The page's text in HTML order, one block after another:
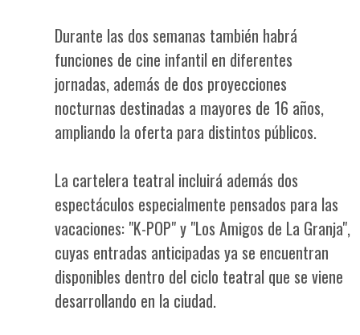
Durante las dos semanas también habrá
funciones de cine infantil en diferentes
jornadas, además de dos proyecciones
nocturnas destinadas a mayores de 16 años,
ampliando la oferta para distintos públicos.
La cartelera teatral incluirá además dos
espectáculos especialmente pensados para las
vacaciones: "K-POP" y "Los Amigos de La Granja",
cuyas entradas anticipadas ya se encuentran
disponibles dentro del ciclo teatral que se viene
desarrollando en la ciudad.